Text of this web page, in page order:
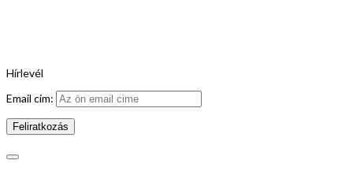
Hírlevél
Email cim: